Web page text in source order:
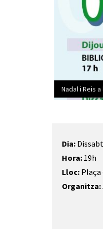
Nadal i Reis
Dia:
Hora: 19h
Lloc: Plaça
Organitza: